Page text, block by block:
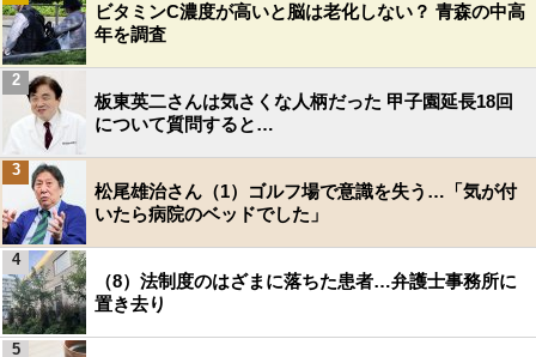
ビタミンC濃度が高いと脳は老化しない？ 青森の中高
年を調査
板東英二さんは気さくな人柄だった 甲子園延長18回
について質問すると…
2
松尾雄治さん（1）ゴルフ場で意識を失う…「気が付
いたら病院のベッドでした」
3
（8）法制度のはざまに落ちた患者…弁護士事務所に
置き去り
4
5